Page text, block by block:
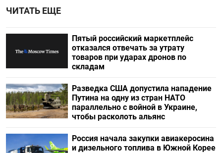
ЧИТАТЬ ЕЩЕ
Пятый российский маркетплейс
отказался отвечать за утрату
товаров при ударах дронов по
складам
Разведка США допустила нападение
Путина на одну из стран НАТО
параллельно с войной в Украине,
чтобы расколоть альянс
Россия начала закупки авиакеросина
и дизельного топлива в Южной Корее